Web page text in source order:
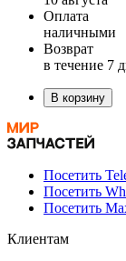
Оплата
наличными
Возврат
в течение 7
В корзину
Посетить
Посетить
Посетить
Клиентам